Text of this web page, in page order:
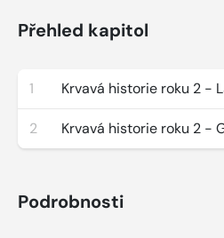
Přehled kapitol
1 Krvavá historie roku 2 -
2 Krvavá historie roku 2 -
Podrobnosti